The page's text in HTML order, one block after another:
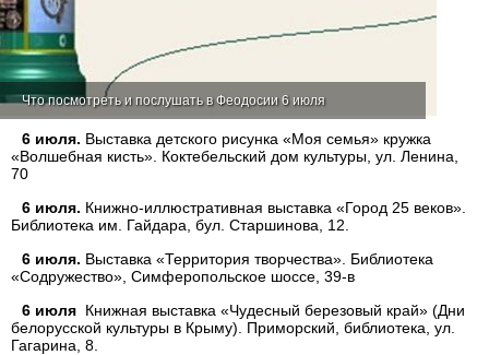
Что посмотреть и послушать в Феодосии 6 июля
6 июля. Выставка детского рисунка «Моя семья» кружка
«Волшебная кисть». Коктебельский дом культуры, ул. Ленина,
70
6 июля. Книжно-иллюстративная выставка «Город 25 веков».
Библиотека им. Гайдара, бул. Старшинова, 12.
6 июля. Выставка «Территория творчества». Библиотека
«Содружество», Симферопольское шоссе, 39-в
6 июля Книжная выставка «Чудесный березовый край» (Дни
белорусской культуры в Крыму). Приморский, библиотека, ул.
Гагарина, 8.